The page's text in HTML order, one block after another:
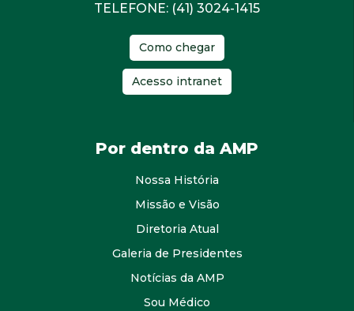
TELEFONE: (41) 3024-1415
Como chegar
Acesso intranet
Por dentro da AMP
Nossa História
Missão e Visão
Diretoria Atual
Galeria de Presidentes
Notícias da AMP
Sou Médico